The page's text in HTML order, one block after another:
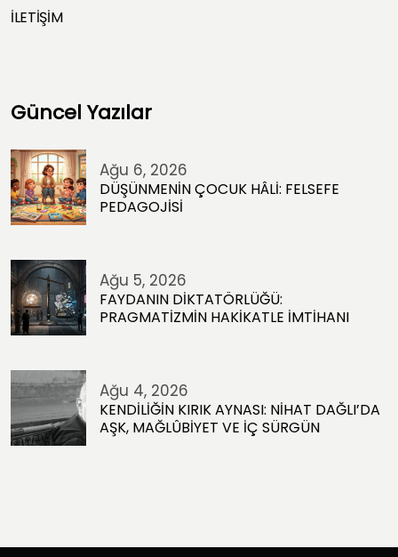
İLETİŞİM
Güncel Yazılar
Ağu 6, 2026
DÜŞÜNMENİN ÇOCUK HÂLİ: FELSEFE
PEDAGOJİSİ
Ağu 5, 2026
FAYDANIN DİKTATÖRLÜĞÜ:
PRAGMATİZMİN HAKİKATLE İMTİHANI
Ağu 4, 2026
KENDİLİĞİN KIRIK AYNASI: NİHAT DAĞLI’DA
AŞK, MAĞLÛBİYET VE İÇ SÜRGÜN